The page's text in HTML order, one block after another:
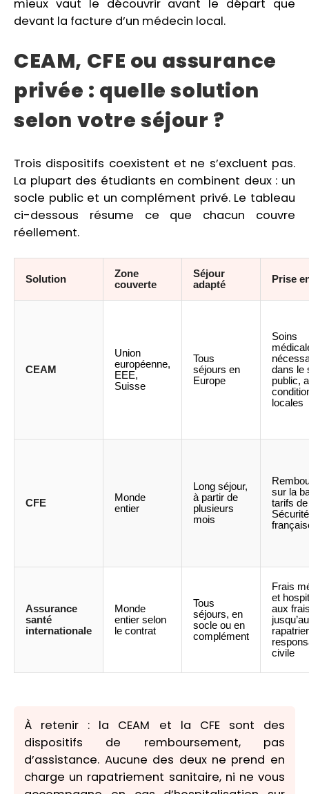
mieux vaut le découvrir avant le départ que
devant la facture d’un médecin local.
CEAM, CFE ou assurance
privée : quelle solution
selon votre séjour ?
Trois dispositifs coexistent et ne s’excluent pas.
La plupart des étudiants en combinent deux : un
socle public et un complément privé. Le tableau
ci-dessous résume ce que chacun couvre
réellement.
Solution
Zone
couverte
Séjour
adapté
Prise
CEAM
Union
européenne,
EEE,
Suisse
Tous
séjours en
Europe
Soins
dans le
public,
locales
CFE
Monde
entier
Long séjour,
à partir de
plusieurs
mois
sur la
tarifs
Assurance
santé
internationale
Monde
entier selon
le contrat
Tous
séjours, en
socle ou en
complément
Frais
et
aux
civile
À retenir : la CEAM et la CFE sont des
dispositifs de remboursement, pas
d’assistance. Aucune des deux ne prend en
charge un rapatriement sanitaire, ni ne vous